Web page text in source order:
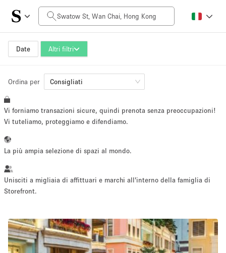
Date Altri filtri
Prezzo al giorno
HK$0
Dimensioni dello spazio
5000+ sq ft
~ 13 persone
artistico
Ordina per Consigliati
Vi forniamo transazioni sicure, quindi prenota senza preoccupazioni!
Vi tuteliamo, proteggiamo e difendiamo.
La più ampia selezione di spazi al mondo.
Unisciti a migliaia di affittuari e marchi all'interno della famiglia di
Storefront.